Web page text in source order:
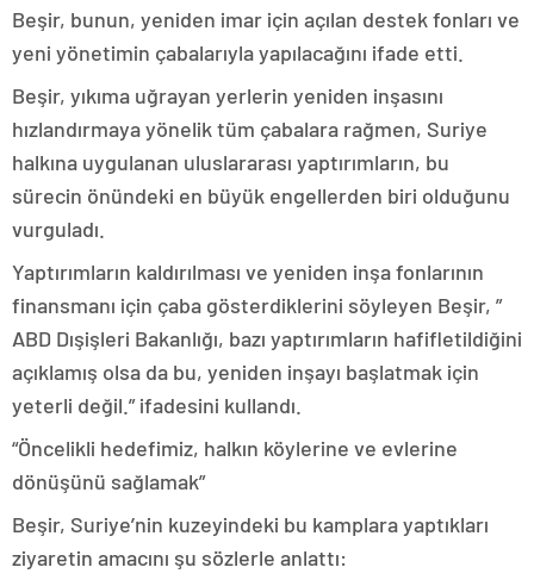
Beşir, bunun, yeniden imar için açılan destek fonları ve
yeni yönetimin çabalarıyla yapılacağını ifade etti.
Beşir, yıkıma uğrayan yerlerin yeniden inşasını
hızlandırmaya yönelik tüm çabalara rağmen, Suriye
halkına uygulanan uluslararası yaptırımların, bu
sürecin önündeki en büyük engellerden biri olduğunu
vurguladı.
Yaptırımların kaldırılması ve yeniden inşa fonlarının
finansmanı için çaba gösterdiklerini söyleyen Beşir, ”
ABD Dışişleri Bakanlığı, bazı yaptırımların hafifletildiğini
açıklamış olsa da bu, yeniden inşayı başlatmak için
yeterli değil.” ifadesini kullandı.
“Öncelikli hedefimiz, halkın köylerine ve evlerine
dönüşünü sağlamak”
Beşir, Suriye’nin kuzeyindeki bu kamplara yaptıkları
ziyaretin amacını şu sözlerle anlattı: